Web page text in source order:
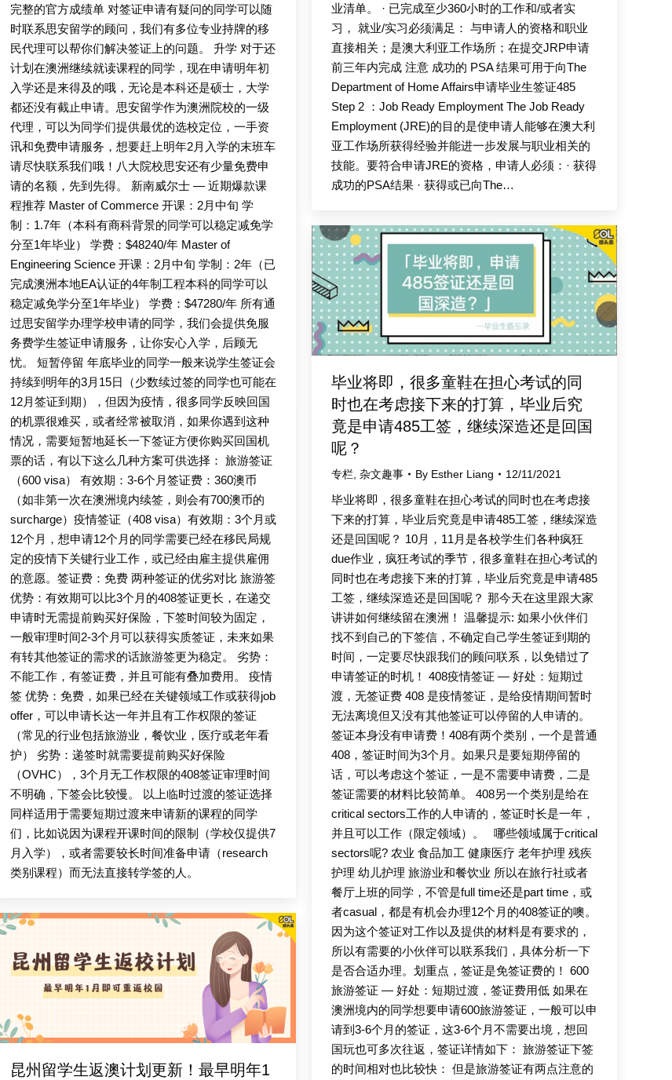
完整的官方成绩单 对签证申请有疑问的同学可以随
时联系思安留学的顾问，我们有多位专业持牌的移
民代理可以帮你们解决签证上的问题。 升学 对于还
计划在澳洲继续就读课程的同学，现在申请明年初
入学还是来得及的哦，无论是本科还是硕士，大学
都还没有截止申请。思安留学作为澳洲院校的一级
代理，可以为同学们提供最优的选校定位，一手资
讯和免费申请服务，想要赶上明年2月入学的末班车
请尽快联系我们哦！八大院校思安还有少量免费申
请的名额，先到先得。 新南威尔士 — 近期爆款课
程推荐 Master of Commerce 开课：2月中旬 学
制：1.7年（本科有商科背景的同学可以稳定减免学
分至1年毕业） 学费：$48240/年 Master of
Engineering Science 开课：2月中旬 学制：2年（已
完成澳洲本地EA认证的4年制工程本科的同学可以
稳定减免学分至1年毕业） 学费：$47280/年 所有通
过思安留学办理学校申请的同学，我们会提供免服
务费学生签证申请服务，让你安心入学，后顾无
忧。 短暂停留 年底毕业的同学一般来说学生签证会
持续到明年的3月15日（少数续过签的同学也可能在
12月签证到期），但因为疫情，很多同学反映回国
的机票很难买，或者经常被取消，如果你遇到这种
情况，需要短暂地延长一下签证方便你购买回国机
票的话，有以下这么几种方案可供选择： 旅游签证
（600 visa） 有效期：3-6个月签证费：360澳币
（如非第一次在澳洲境内续签，则会有700澳币的
surcharge）疫情签证（408 visa）有效期：3个月或
12个月，想申请12个月的同学需要已经在移民局规
定的疫情下关键行业工作，或已经由雇主提供雇佣
的意愿。签证费：免费 两种签证的优劣对比 旅游签
优势：有效期可以比3个月的408签证更长，在递交
申请时无需提前购买好保险，下签时间较为固定，
一般审理时间2-3个月可以获得实质签证，未来如果
有转其他签证的需求的话旅游签更为稳定。 劣势：
不能工作，有签证费，并且可能有叠加费用。 疫情
签 优势：免费，如果已经在关键领域工作或获得job
offer，可以申请长达一年并且有工作权限的签证
（常见的行业包括旅游业，餐饮业，医疗或老年看
护） 劣势：递签时就需要提前购买好保险
（OVHC），3个月无工作权限的408签证审理时间
不明确，下签会比较慢。 以上临时过渡的签证选择
同样适用于需要短期过渡来申请新的课程的同学
们，比如说因为课程开课时间的限制（学校仅提供7
月入学），或者需要较长时间准备申请（research
类别课程）而无法直接转学签的人。
业清单。 · 已完成至少360小时的工作和/或者实
习， 就业/实习必须满足： 与申请人的资格和职业
直接相关；是澳大利亚工作场所；在提交JRP申请
前三年内完成 注意 成功的 PSA 结果可用于向The
Department of Home Affairs申请毕业生签证485
Step 2 ：Job Ready Employment The Job Ready
Employment (JRE)的目的是使申请人能够在澳大利
亚工作场所获得经验并能进一步发展与职业相关的
技能。要符合申请JRE的资格，申请人必须：· 获得
成功的PSA结果 · 获得或已向The…
毕业将即，很多童鞋在担心考试的同
时也在考虑接下来的打算，毕业后究
竟是申请485工签，继续深造还是回国
呢？
专栏 杂文趣事 By Esther Liang 12/11/2021
毕业将即，很多童鞋在担心考试的同时也在考虑接
下来的打算，毕业后究竟是申请485工签，继续深造
还是回国呢？ 10月，11月是各校学生们各种疯狂
due作业，疯狂考试的季节，很多童鞋在担心考试的
同时也在考虑接下来的打算，毕业后究竟是申请485
工签，继续深造还是回国呢？ 那今天在这里跟大家
讲讲如何继续留在澳洲！ 温馨提示: 如果小伙伴们
找不到自己的下签信，不确定自己学生签证到期的
时间，一定要尽快跟我们的顾问联系，以免错过了
申请签证的时机！ 408疫情签证 — 好处：短期过
渡，无签证费 408 是疫情签证，是给疫情期间暂时
无法离境但又没有其他签证可以停留的人申请的。
签证本身没有申请费！408有两个类别，一个是普通
408，签证时间为3个月。如果只是要短期停留的
话，可以考虑这个签证，一是不需要申请费，二是
签证需要的材料比较简单。 408另一个类别是给在
critical sectors工作的人申请的，签证时长是一年，
并且可以工作（限定领域）。 哪些领域属于critical
sectors呢? 农业 食品加工 健康医疗 老年护理 残疾
护理 幼儿护理 旅游业和餐饮业 所以在旅行社或者
餐厅上班的同学，不管是full time还是part time，或
者casual，都是有机会办理12个月的408签证的噢。
因为这个签证对工作以及提供的材料是有要求的，
所以有需要的小伙伴可以联系我们，具体分析一下
是否合适办理。划重点，签证是免签证费的！ 600
旅游签证 — 好处：短期过渡，签证费用低 如果在
澳洲境内的同学想要申请600旅游签证，一般可以申
请到3-6个月的签证，这3-6个月不需要出境，想回
国玩也可多次往返，签证详情如下： 旅游签证下签
的时间相对也比较快： 但是旅游签证有两点注意的
昆州留学生返澳计划更新！最早明年1